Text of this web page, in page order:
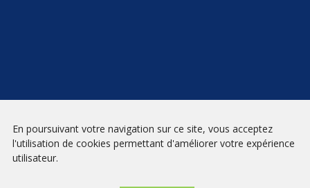
INSCRIPTION
En poursuivant votre navigation sur ce site, vous acceptez
l'utilisation de cookies permettant d'améliorer votre expérience
utilisateur.